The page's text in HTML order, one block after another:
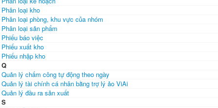
Phân loại kho
Phân loại phòng, khu vực của nhóm
Phân loại sản phẩm
Phiếu báo việc
Phiếu xuất kho
Phiếu nhập kho
Q
Quản lý chấm công tự động theo ngày
Quản lý tài chính cá nhân bằng trợ lý ảo ViAi
Quản lý đầu ra sản xuất
S